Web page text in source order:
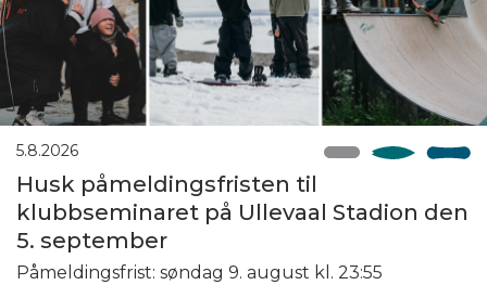
5.8.2026
Husk påmeldingsfristen til
klubbseminaret på Ullevaal Stadion den
5. september
Påmeldingsfrist: søndag 9. august kl. 23:55